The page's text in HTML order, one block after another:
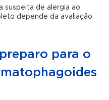
suspeita de alergia ao
depende da avaliação
para o